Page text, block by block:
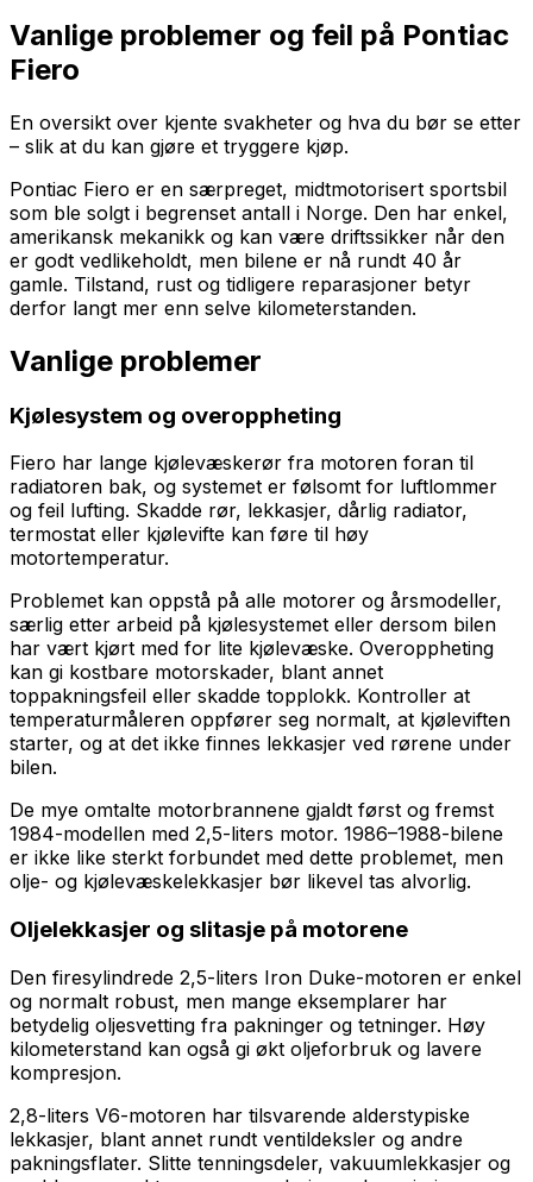
Vanlige problemer og feil på Pontiac
Fiero
En oversikt over kjente svakheter og hva du bør se etter
– slik at du kan gjøre et tryggere kjøp.
Pontiac Fiero er en særpreget, midtmotorisert sportsbil
som ble solgt i begrenset antall i Norge. Den har enkel,
amerikansk mekanikk og kan være driftssikker når den
er godt vedlikeholdt, men bilene er nå rundt 40 år
gamle. Tilstand, rust og tidligere reparasjoner betyr
derfor langt mer enn selve kilometerstanden.
Vanlige problemer
Kjølesystem og overoppheting
Fiero har lange kjølevæskerør fra motoren foran til
radiatoren bak, og systemet er følsomt for luftlommer
og feil lufting. Skadde rør, lekkasjer, dårlig radiator,
termostat eller kjølevifte kan føre til høy
motortemperatur.
Problemet kan oppstå på alle motorer og årsmodeller,
særlig etter arbeid på kjølesystemet eller dersom bilen
har vært kjørt med for lite kjølevæske. Overoppheting
kan gi kostbare motorskader, blant annet
toppakningsfeil eller skadde topplokk. Kontroller at
temperaturmåleren oppfører seg normalt, at kjøleviften
starter, og at det ikke finnes lekkasjer ved rørene under
bilen.
De mye omtalte motorbrannene gjaldt først og fremst
1984-modellen med 2,5-liters motor. 1986–1988-bilene
er ikke like sterkt forbundet med dette problemet, men
olje- og kjølevæskelekkasjer bør likevel tas alvorlig.
Oljelekkasjer og slitasje på motorene
Den firesylindrede 2,5-liters Iron Duke-motoren er enkel
og normalt robust, men mange eksemplarer har
betydelig oljesvetting fra pakninger og tetninger. Høy
kilometerstand kan også gi økt oljeforbruk og lavere
kompresjon.
2,8-liters V6-motoren har tilsvarende alderstypiske
lekkasjer, blant annet rundt ventildeksler og andre
pakningsflater. Slitte tenningsdeler, vakuumlekkasjer og